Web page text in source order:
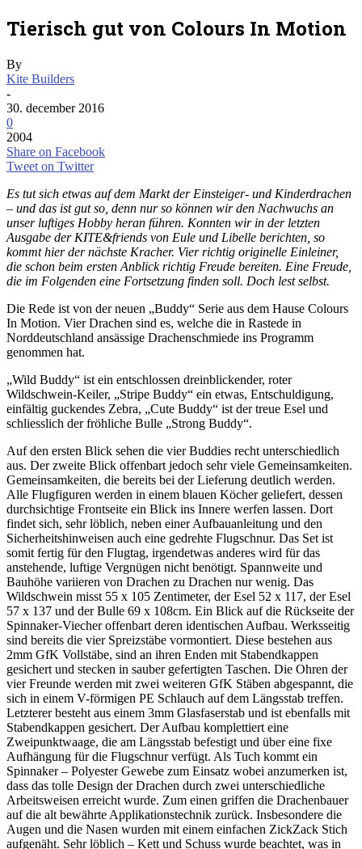
Tierisch gut von Colours In Motion
By
Kite Builders
-
30. december 2016
0
2004
Share on Facebook
Tweet on Twitter
Es tut sich etwas auf dem Markt der Einsteiger- und Kinderdrachen
– und das ist gut so, denn nur so können wir den Nachwuchs an
unser luftiges Hobby heran führen. Konnten wir in der letzten
Ausgabe der KITE&friends von Eule und Libelle berichten, so
kommt hier der nächste Kracher. Vier richtig originelle Einleiner,
die schon beim ersten Anblick richtig Freude bereiten. Eine Freude,
die im Folgenden eine Fortsetzung finden soll. Doch lest selbst.
Die Rede ist von der neuen „Buddy“ Serie aus dem Hause Colours
In Motion. Vier Drachen sind es, welche die in Rastede in
Norddeutschland ansässige Drachenschmiede ins Programm
genommen hat.
„Wild Buddy“ ist ein entschlossen dreinblickender, roter
Wildschwein-Keiler, „Stripe Buddy“ ein etwas, Entschuldigung,
einfältig guckendes Zebra, „Cute Buddy“ ist der treue Esel und
schliesslich der fröhliche Bulle „Strong Buddy“.
Auf den ersten Blick sehen die vier Buddies recht unterschiedlich
aus. Der zweite Blick offenbart jedoch sehr viele Gemeinsamkeiten.
Gemeinsamkeiten, die bereits bei der Lieferung deutlich werden.
Alle Flugfiguren werden in einem blauen Köcher geliefert, dessen
durchsichtige Frontseite ein Blick ins Innere werfen lassen. Dort
findet sich, sehr löblich, neben einer Aufbauanleitung und den
Sicherheitshinweisen auch eine gedrehte Flugschnur. Das Set ist
somit fertig für den Flugtag, irgendetwas anderes wird für das
anstehende, luftige Vergnügen nicht benötigt. Spannweite und
Bauhöhe variieren von Drachen zu Drachen nur wenig. Das
Wildschwein misst 55 x 105 Zentimeter, der Esel 52 x 117, der Esel
57 x 137 und der Bulle 69 x 108cm. Ein Blick auf die Rückseite der
Spinnaker-Viecher offenbart deren identischen Aufbau. Werksseitig
sind bereits die vier Spreizstäbe vormontiert. Diese bestehen aus
2mm GfK Vollstäbe, sind an ihren Enden mit Stabendkappen
gesichert und stecken in sauber gefertigten Taschen. Die Ohren der
vier Freunde werden mit zwei weiteren GfK Stäben abgespannt, die
sich in einem V-förmigen PE Schlauch auf dem Längsstab treffen.
Letzterer besteht aus einem 3mm Glasfaserstab und ist ebenfalls mit
Stabendkappen gesichert. Der Aufbau komplettiert eine
Zweipunktwaage, die am Längsstab befestigt und über eine fixe
Aufhängung für die Flugschnur verfügt. Als Tuch kommt ein
Spinnaker – Polyester Gewebe zum Einsatz wobei anzumerken ist,
dass das tolle Design der Drachen durch zwei unterschiedliche
Arbeitsweisen erreicht wurde. Zum einen griffen die Drachenbauer
auf die alt bewährte Applikationstechnik zurück. Insbesondere die
Augen und die Nasen wurden mit einem einfachen ZickZack Stich
aufgenäht. Sehr löblich – Kett und Schuss wurde beachtet, was in